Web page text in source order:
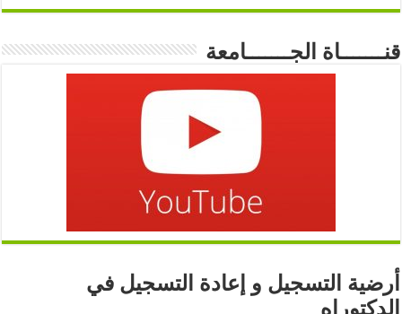
قنـــــــاة الجـــــــامعة
أرضية التسجيل و إعادة التسجيل في
الدكتوراه